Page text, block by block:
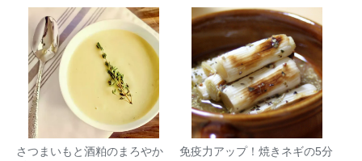
さつまいもと酒粕のまろやか
免疫力アップ！焼きネギの5分